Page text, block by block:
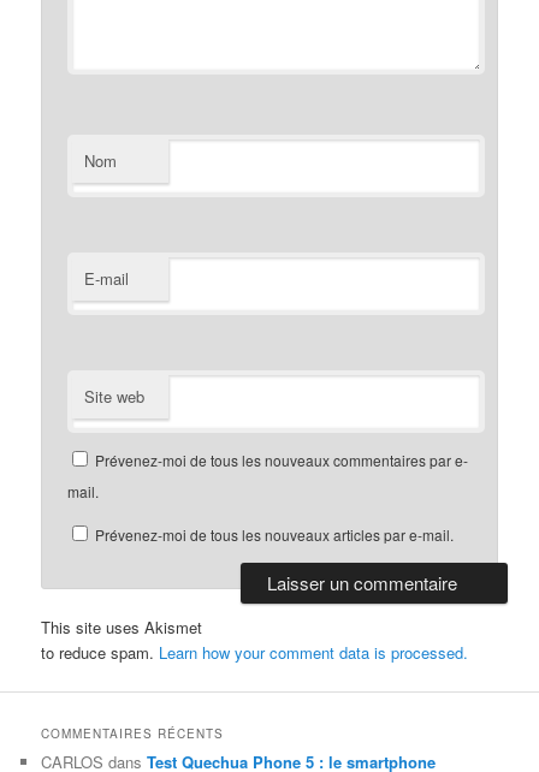
Nom
E-mail
Site web
Prévenez-moi de tous les nouveaux commentaires par e-
mail.
Prévenez-moi de tous les nouveaux articles par e-mail.
This site uses Akismet
to reduce spam. Learn how your comment data is processed.
COMMENTAIRES RÉCENTS
CARLOS dansTest Quechua Phone 5 : le smartphone